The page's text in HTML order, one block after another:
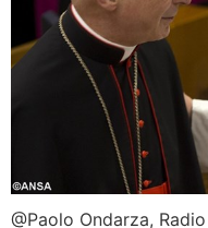
@Paolo Ondarza,